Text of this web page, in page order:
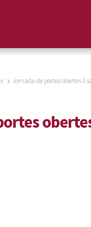
Jornada de portes obertes